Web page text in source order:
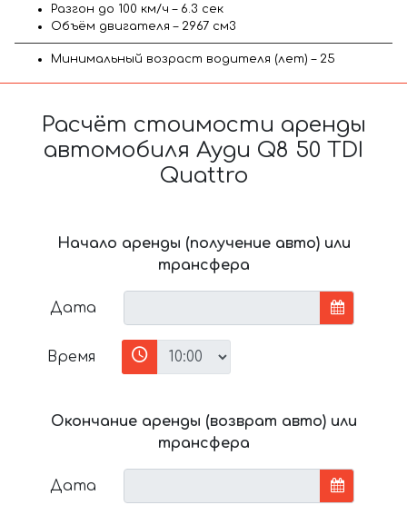
Разгон до 100 км/ч – 6.3 сек
Объём двигателя – 2967 см3
Минимальный возраст водителя (лет) – 25
Расчёт стоимости аренды
автомобиля Ауди Q8 50 TDI
Quattro
Начало аренды (получение авто) или
трансфера
Дата
Время
Окончание аренды (возврат авто) или
трансфера
Дата